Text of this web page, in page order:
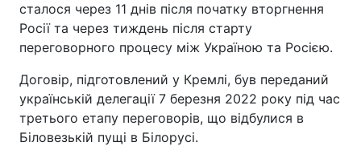
сталося через 11 днів після початку вторгнення
Росії та через тиждень після старту
переговорного процесу між Україною та Росією.
Договір, підготовлений у Кремлі, був переданий
українській делегації 7 березня 2022 року під час
третього етапу переговорів, що відбулися в
Біловезькій пущі в Білорусі.